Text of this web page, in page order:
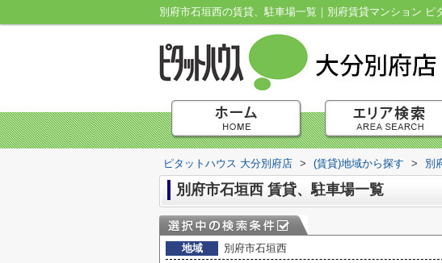
別府市石垣西の賃貸、駐車場一覧｜別府賃貸マンション ピ
ピタットハウス 大分別府店 > (賃貸)地域から探す > 別
別府市石垣西 賃貸、駐車場一覧
地域
別府市石垣西